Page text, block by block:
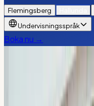
Flemingsberg
Undervisningsspråk
Boka nu →